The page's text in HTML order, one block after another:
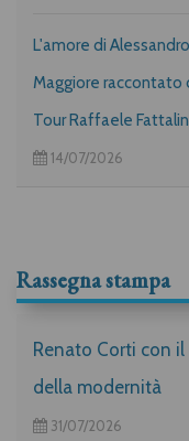
L'amore di
Maggiore raccontato
Tour Raffaele
14/07/2026
Rassegna stampa
Renato Corti con
della modernità
31/07/2026